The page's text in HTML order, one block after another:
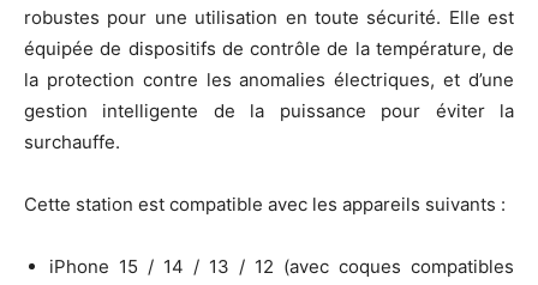
robustes pour une utilisation en toute sécurité. Elle est
équipée de dispositifs de contrôle de la température, de
la protection contre les anomalies électriques, et d’une
gestion intelligente de la puissance pour éviter la
surchauffe.
Cette station est compatible avec les appareils suivants :
iPhone 15 / 14 / 13 / 12 (avec coques compatibles